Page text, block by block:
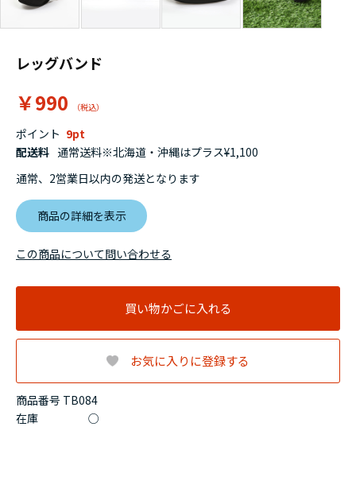
レッグバンド
￥990
商品番号 TB084
ポイント 9
在庫 ○
配送料 通常送料※北海道・沖縄はプラス¥1,100
通常、2営業日以内の発送となります
商品の詳細を表示
買い物かごに入れる
お気に入りに登録する
この商品について問い合わせる